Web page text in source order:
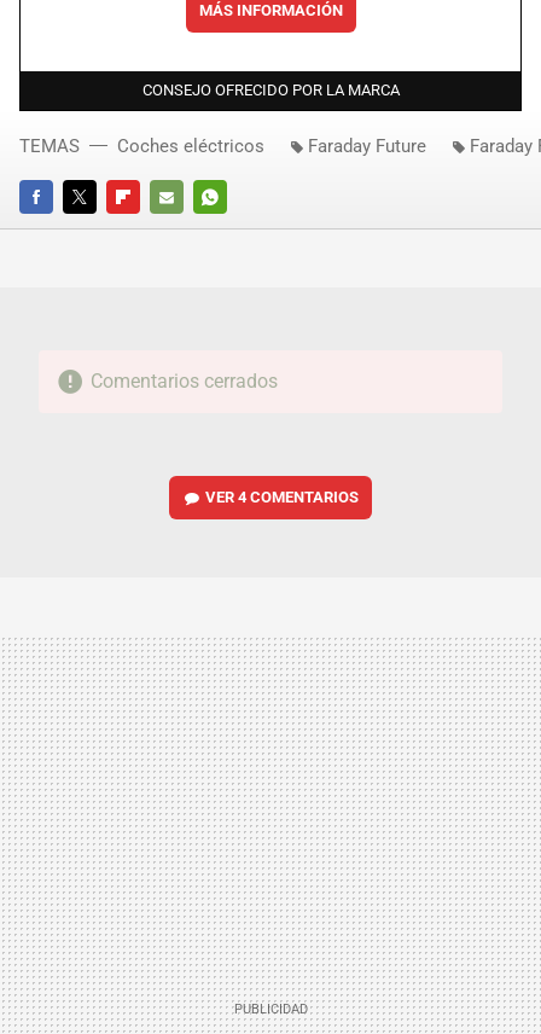
MÁS INFORMACIÓN
CONSEJO OFRECIDO POR LA MARCA
FACEBOOKTWITTERFLIPBOARD
E-
WHATSAPP
TEMAS Coches eléctricos Faraday Future Faraday
Comentarios cerrados
VER4 COMENTARIOS